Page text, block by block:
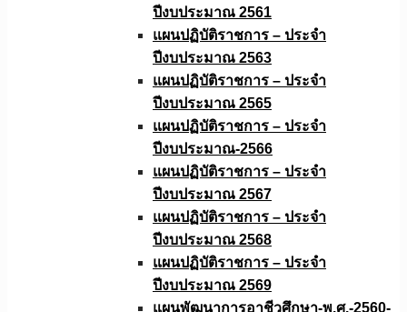
ปีงบประมาณ 2561
แผนปฏิบัติราชการ – ประจำ
ปีงบประมาณ 2563
แผนปฏิบัติราชการ – ประจำ
ปีงบประมาณ 2565
แผนปฏิบัติราชการ – ประจำ
ปีงบประมาณ-2566
แผนปฏิบัติราชการ – ประจำ
ปีงบประมาณ 2567
แผนปฏิบัติราชการ – ประจำ
ปีงบประมาณ 2568
แผนปฏิบัติราชการ – ประจำ
ปีงบประมาณ 2569
แผนพัฒนาการอาชีวศึกษา-พ.ศ.-2560-